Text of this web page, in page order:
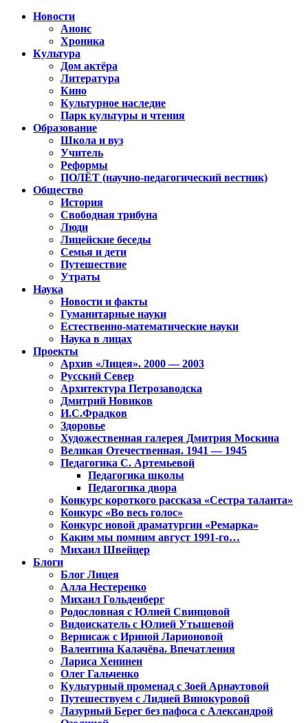
Новости
Анонс
Хроника
Культура
Дом актёра
Литература
Кино
Культурное наследие
Парк культуры и чтения
Образование
Школа и вуз
Учитель
Реформы
ПОЛЁТ (научно-педагогический вестник)
Общество
История
Свободная трибуна
Люди
Лицейские беседы
Семья и дети
Путешествие
Утраты
Наука
Новости и факты
Гуманитарные науки
Естественно-математические науки
Наука в лицах
Проекты
Архив «Лицея». 2000 — 2003
Русский Север
Архитектура Петрозаводска
Дмитрий Новиков
И.С.Фрадков
Здоровье
Художественная галерея Дмитрия Москина
Великая Отечественная. 1941 — 1945
Педагогика С. Артемьевой
Педагогика школы
Педагогика двора
Конкурс короткого рассказа «Сестра таланта»
Конкурс «Во весь голос»
Конкурс новой драматургии «Ремарка»
Каким мы помним август 1991-го…
Михаил Швейцер
Блоги
Блог Лицея
Алла Нестеренко
Михаил Гольденберг
Родословная с Юлией Свинцовой
Видоискатель с Юлией Утышевой
Вернисаж с Ириной Ларионовой
Валентина Калачёва. Впечатления
Лариса Хенинен
Олег Гальченко
Культурный променад с Зоей Арнаутовой
Путешествуем с Лидией Винокуровой
Лазурный Берег без пафоса с Александрой